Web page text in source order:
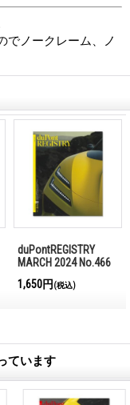
でノークレーム、ノ
duPontREGISTRY
MARCH 2024 No.466
1,650円 (税込)
ています